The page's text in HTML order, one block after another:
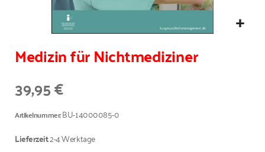
Medizin für Nichtmediziner
39,95 €
Artikelnummer BU-14000085-0
Lieferzeit2-4 Werktage